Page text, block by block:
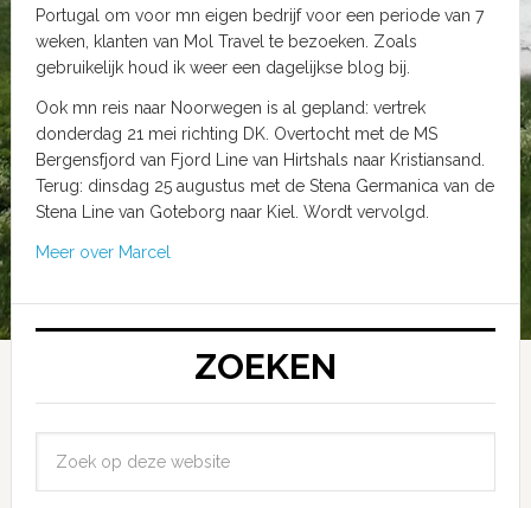
Portugal om voor mn eigen bedrijf voor een periode van 7
weken, klanten van Mol Travel te bezoeken. Zoals
gebruikelijk houd ik weer een dagelijkse blog bij.
Ook mn reis naar Noorwegen is al gepland: vertrek
donderdag 21 mei richting DK. Overtocht met de MS
Bergensfjord van Fjord Line van Hirtshals naar Kristiansand.
Terug: dinsdag 25 augustus met de Stena Germanica van de
Stena Line van Goteborg naar Kiel. Wordt vervolgd.
Meer over Marcel
ZOEKEN